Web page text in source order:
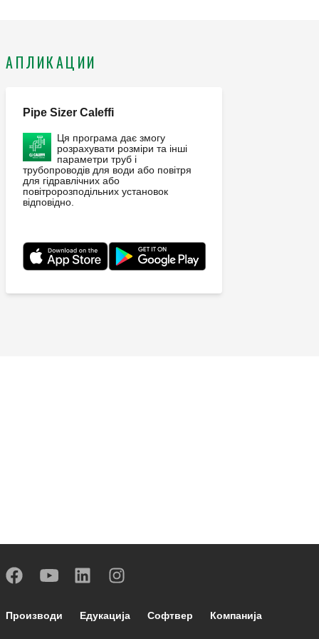
АПЛИКАЦИИ
Pipe Sizer Caleffi
Ця програма дає змогу
розрахувати розміри та інші
параметри труб і
трубопроводів для води або повітря
для гідравлічних або
повітророзподільних установок
відповідно.
Footer main navigation
Производи Едукација Софтвер Компанија